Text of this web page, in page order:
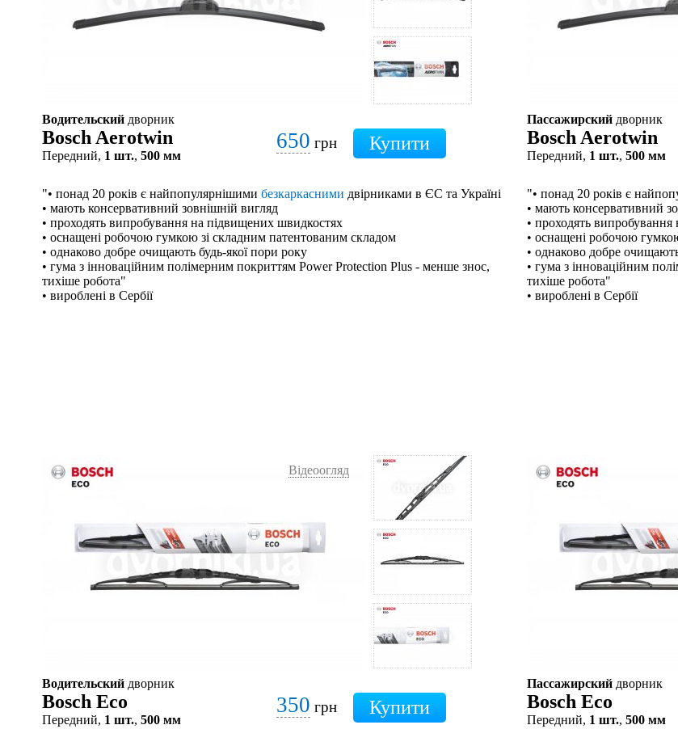
Водительский дворник
Bosch Aerotwin
Передний, 1 шт., 500 мм
650 грн
"• понад 20 років є найпопулярнішими безкаркасними двірниками в ЄС та Україні
• мають консервативний зовнішній вигляд
• проходять випробування на підвищених швидкостях
• оснащені робочою гумкою зі складним патентованим складом
• однаково добре очищають будь-якої пори року
• гума з інноваційним полімерним покриттям Power Protection Plus - менше знос,
тихіше робота"
• вироблені в Сербії
Пассажирский дворник
Bosch Aerotwin
Передний, 1 шт., 500 мм
"• понад 20 років є
• мають консервативний
• проходять
• оснащені робочою
• однаково добре
• гума з інноваційним
тихіше робота"
• вироблені в Сербії
Відеоогляд
Водительский дворник
Bosch Eco
Передний, 1 шт., 500 мм
350 грн
Пассажирский дворник
Bosch Eco
Передний, 1 шт., 500 мм